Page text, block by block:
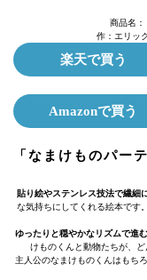
商品名：
作：エリッ
楽天で買う
Amazonで買う
「なまけものパー
貼り絵やステンレス技法で繊細
な気持ちにしてくれる絵本です
ゆったりと穏やかなリズムで進
けものくんと動物たちが、
主人公のなまけものくんはもち